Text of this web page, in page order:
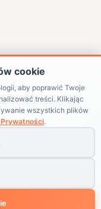
OD UMOWY
konia
byBlackPAGE
cookie
aby poprawić Twoje
treści. Klikając
wszystkich plików
.